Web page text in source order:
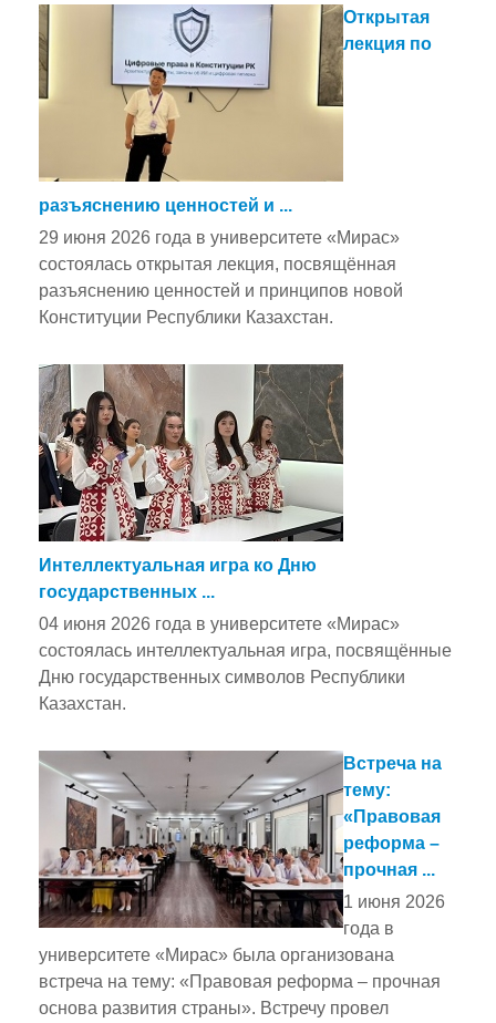
Открытая
лекция по
разъяснению ценностей и ...
29 июня 2026 года в университете «Мирас»
состоялась открытая лекция, посвящённая
разъяснению ценностей и принципов новой
Конституции Республики Казахстан.
Интеллектуальная игра ко Дню
государственных ...
04 июня 2026 года в университете «Мирас»
состоялась интеллектуальная игра, посвящённые
Дню государственных символов Республики
Казахстан.
Встреча на
тему:
«Правовая
реформа –
прочная ...
1 июня 2026
года в
университете «Мирас» была организована
встреча на тему: «Правовая реформа – прочная
основа развития страны». Встречу провел